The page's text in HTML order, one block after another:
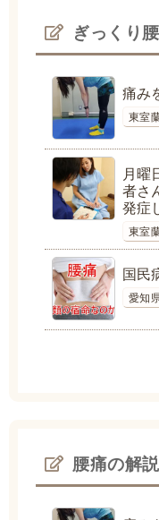
ぎっくり
痛み
東室
月曜
者さ
発症
東室
国民
愛知
腰痛の解説